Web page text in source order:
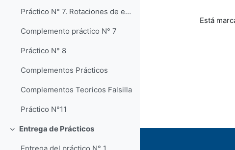
Práctico N° 7. Rotaciones de eje inclinado
Complemento práctico N° 7
Práctico N° 8
Complementos Prácticos
Complementos Teoricos Falsilla
Práctico N°11
Contrair
Entrega de Prácticos
Está